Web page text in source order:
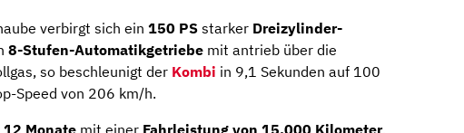
verbirgt sich ein 150 PS starker Dreizylinder-
8-Stufen-Automatikgetriebe mit antrieb über die
so beschleunigt der Kombi in 9,1 Sekunden auf 100
Speed von 206 km/h.